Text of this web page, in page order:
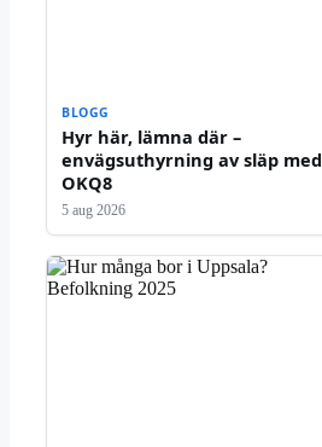
BLOGG
Hyr här, lämna där –
envägsuthyrning av släp med
OKQ8
5 aug 2026